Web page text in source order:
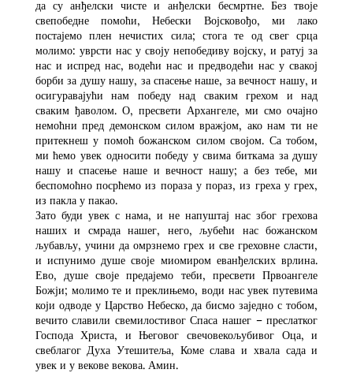
да су анђелски чисте и анђелски бесмртне. Без твоје
свепобедне помоћи, Небески Војсковођо, ми лако
постајемо плен нечистих сила; стога те од свег срца
молимо: уврсти нас у своју непобедиву војску, и ратуј за
нас и испред нас, водећи нас и предводећи нас у свакој
борби за душу нашу, за спасење наше, за вечност нашу, и
осигуравајући нам победу над сваким грехом и над
сваким ђаволом. О, пресвети Архангеле, ми смо очајно
немоћни пред демонском силом вражјом, ако нам ти не
притекнеш у помоћ божанском силом својом. Са тобом,
ми ћемо увек односити победу у свима биткама за душу
нашу и спасење наше и вечност нашу; а без тебе, ми
беспомоћно посрћемо из пораза у пораз, из греха у грех,
из пакла у пакао.
Зато буди увек с нама, и не напуштај нас због грехова
наших и смрада нашег, него, љубећи нас божанском
љубављу, учини да омрзнемо грех и све греховне сласти,
и испунимо душе своје миомиром еванђелских врлина.
Ево, душе своје предајемо теби, пресвети Првоангеле
Божји; молимо те и преклињемо, води нас увек путевима
који одводе у Царство Небеско, да бисмо заједно с тобом,
вечито славили свемилостивог Спаса нашег – преслатког
Господа Христа, и Његовог свечовекољубивог Оца, и
свеблагог Духа Утешитеља, Коме слава и хвала сада и
увек и у векове векова. Амин.